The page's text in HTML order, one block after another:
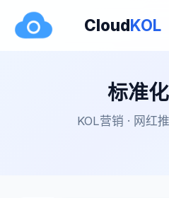
CloudKOL
标准
KOL营销 · 网红